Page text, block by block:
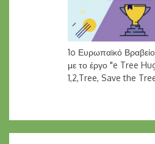
1o Ευρωπαϊκό
με το έργο "e Tree
1,2,Tree, Save the